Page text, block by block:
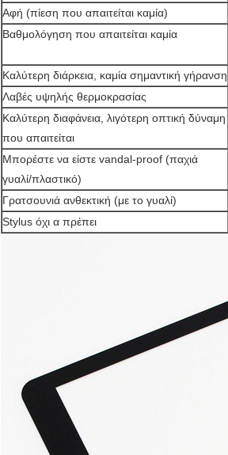
Αφή (πίεση που απαιτείται καμία)
Βαθμολόγηση που απαιτείται καμία
Καλύτερη διάρκεια, καμία σημαντική γήρανση
Λαβές υψηλής θερμοκρασίας
Καλύτερη διαφάνεια, λιγότερη οπτική δύναμη
που απαιτείται
Μπορέστε να είστε vandal-proof (παχιά
γυαλί/πλαστικό)
Γρατσουνιά ανθεκτική (με το γυαλί)
Stylus όχι α πρέπει